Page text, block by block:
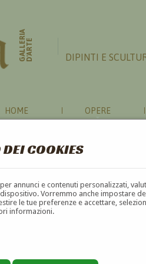
DEI COOKIES
annunci e contenuti personalizzati,
Vorremmo anche impostare
le tue preferenze e accettare,
informazioni.
GALLERIAD'ARTE DIPINTI E
HOME OPERE
D E F G H I J K